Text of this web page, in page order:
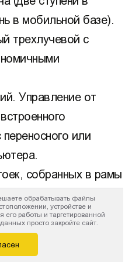
в мобильной базе).
трехлучевой с
Управление от
переносного или
собранных в рамы
хранения в
сплошная
или наборные,
металлических
обрабатывать файлы
устройстве и
работы и таргетированной
просто закройте сайт.